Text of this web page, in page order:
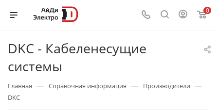
0
DKC - Кабеленесущие
системы
Главная — Справочная информация — Производители —
DKC